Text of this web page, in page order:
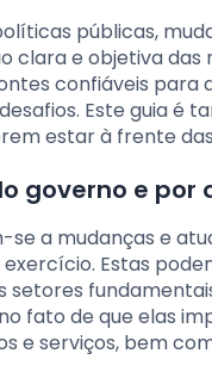
públicas,
e objetiva das
confiáveis
Este guia
estar à frente
governo e
a mudanças e
Estas
fato de que elas
e serviços, bem